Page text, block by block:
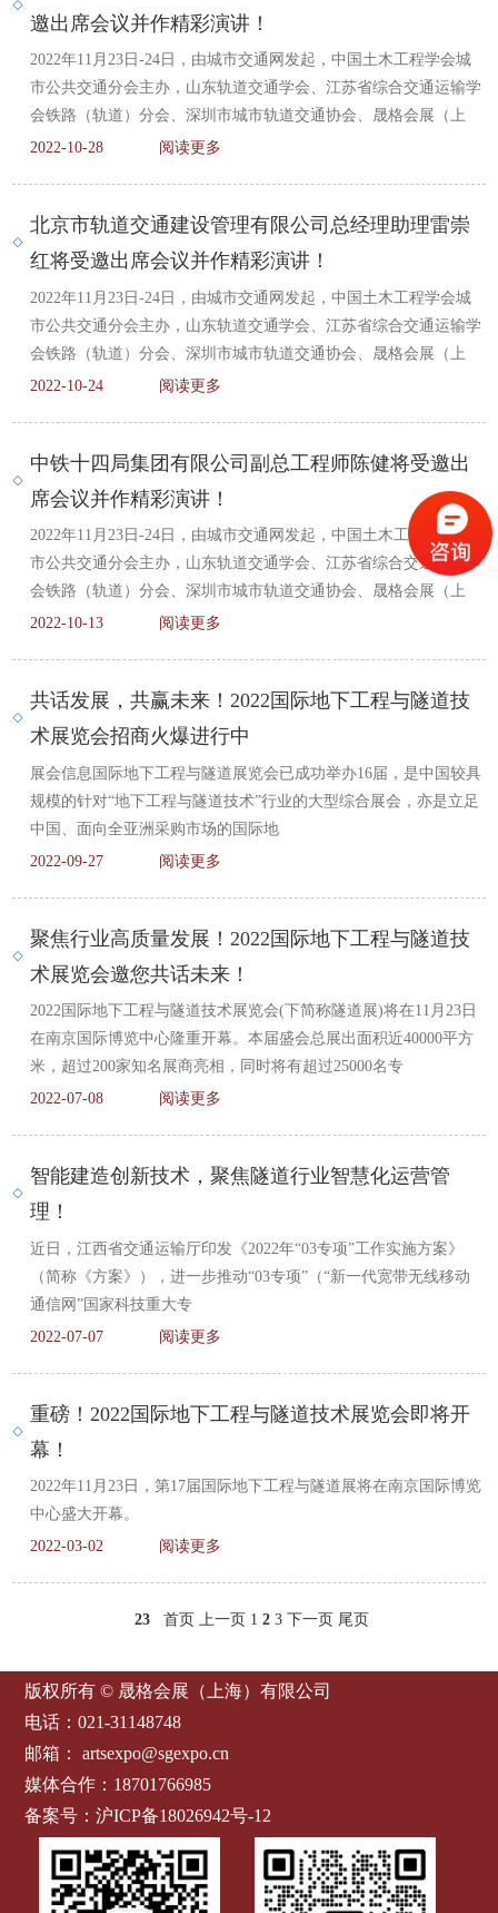
邀出席会议并作精彩演讲！
2022年11月23日-24日，由城市交通网发起，中国土木工程学会城
市公共交通分会主办，山东轨道交通学会、江苏省综合交通运输学
会铁路（轨道）分会、深圳市城市轨道交通协会、晟格会展（上
2022-10-28
阅读更多
北京市轨道交通建设管理有限公司总经理助理雷崇
红将受邀出席会议并作精彩演讲！
2022年11月23日-24日，由城市交通网发起，中国土木工程学会城
市公共交通分会主办，山东轨道交通学会、江苏省综合交通运输学
会铁路（轨道）分会、深圳市城市轨道交通协会、晟格会展（上
2022-10-24
阅读更多
中铁十四局集团有限公司副总工程师陈健将受邀出
席会议并作精彩演讲！
2022年11月23日-24日，由城市交通网发起，中国土木工程学会城
市公共交通分会主办，山东轨道交通学会、江苏省综合交通运输学
会铁路（轨道）分会、深圳市城市轨道交通协会、晟格会展（上
2022-10-13
阅读更多
共话发展，共赢未来！2022国际地下工程与隧道技
术展览会招商火爆进行中
展会信息国际地下工程与隧道展览会已成功举办16届，是中国较具
规模的针对“地下工程与隧道技术”行业的大型综合展会，亦是立足
中国、面向全亚洲采购市场的国际地
2022-09-27
阅读更多
聚焦行业高质量发展！2022国际地下工程与隧道技
术展览会邀您共话未来！
2022国际地下工程与隧道技术展览会(下简称隧道展)将在11月23日
在南京国际博览中心隆重开幕。本届盛会总展出面积近40000平方
米，超过200家知名展商亮相，同时将有超过25000名专
2022-07-08
阅读更多
智能建造创新技术，聚焦隧道行业智慧化运营管
理！
近日，江西省交通运输厅印发《2022年“03专项”工作实施方案》
（简称《方案》），进一步推动“03专项”（“新一代宽带无线移动
通信网”国家科技重大专
2022-07-07
阅读更多
重磅！2022国际地下工程与隧道技术展览会即将开
幕！
2022年11月23日，第17届国际地下工程与隧道展将在南京国际博览
中心盛大开幕。
2022-03-02
阅读更多
23 首页 上一页 1 2 3 下一页 尾页
版权所有 © 晟格会展（上海）有限公司
电话：021-31148748
邮箱：artsexpo@sgexpo.cn
媒体合作：18701766985
备案号：沪ICP备18026942号-12